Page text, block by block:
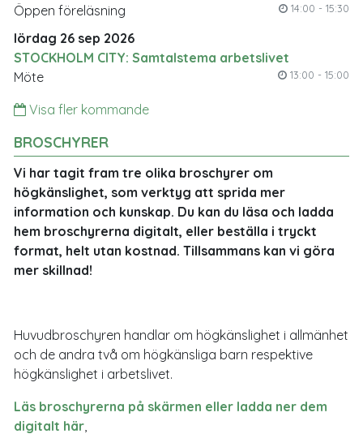
14:00 - 15:30
Öppen föreläsning
lördag 26 sep 2026
STOCKHOLM CITY: Samtalstema arbetslivet
13:00 - 15:00
Möte
Visa fler kommande
BROSCHYRER
Vi har tagit fram tre olika broschyrer om
högkänslighet, som verktyg att sprida mer
information och kunskap. Du kan du läsa och ladda
hem broschyrerna digitalt, eller beställa i tryckt
format, helt utan kostnad. Tillsammans kan vi göra
mer skillnad!
Huvudbroschyren handlar om högkänslighet i allmänhet
och de andra två om högkänsliga barn respektive
högkänslighet i arbetslivet.
Läs broschyrerna på skärmen eller ladda ner dem
digitalt här